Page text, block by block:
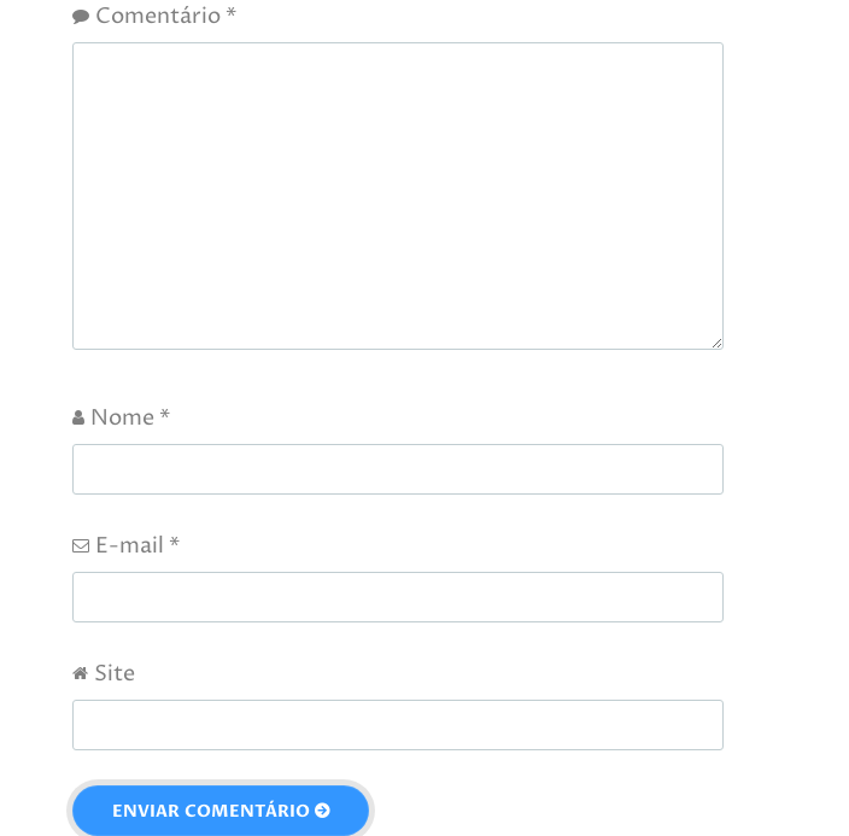
Comentário *
Nome *
E-mail *
Site